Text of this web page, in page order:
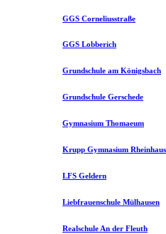
GGS Corneliusstraße
GGS Lobberich
Grundschule am Königsbach
Grundschule Gerschede
Gymnasium Thomaeum
Krupp Gymnasium
LFS Geldern
Liebfrauenschule Mülhausen​
Realschule An der Fleuth